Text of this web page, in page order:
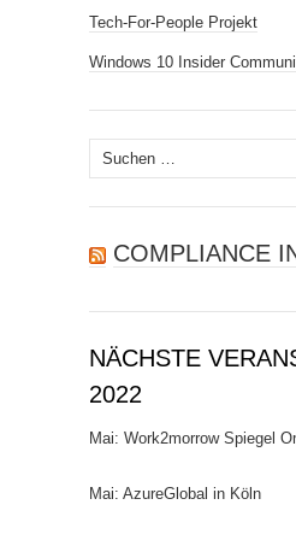
Tech-For-People Projekt
Windows 10 Insider
Suchen
nach:
COMPLIANCE
NÄCHSTE
2022
Mai: Work2morrow Spiegel
Mai: AzureGlobal in Köln